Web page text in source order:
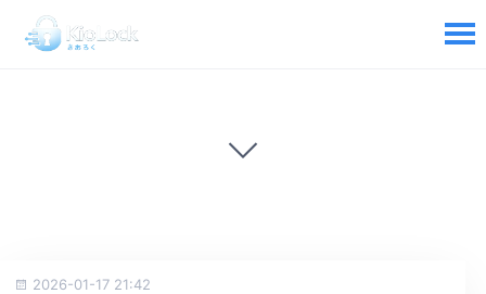
2026-01-17 21:42